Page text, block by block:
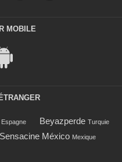
MOBILE
Espagne Beyazperde Turquie
Sensacine México Mexique